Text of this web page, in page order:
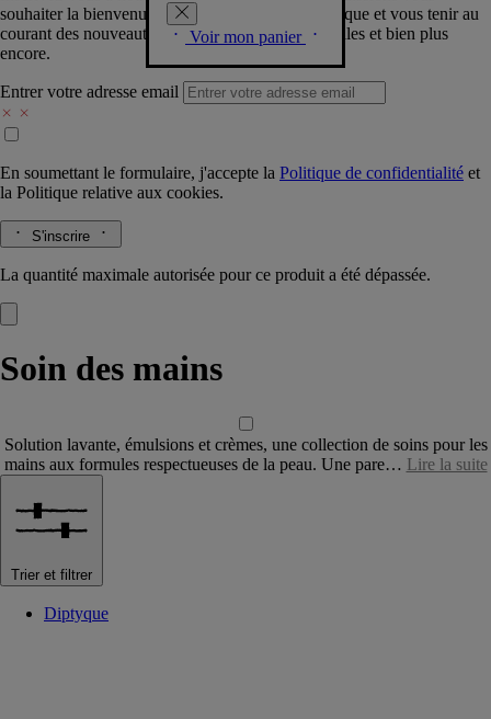
Voir mon panier
souhaiter la bienvenue dans la communauté Diptyque et vous tenir au
courant des nouveautés, événements, offres spéciales et bien plus
encore.
Entrer votre adresse email
En soumettant le formulaire, j'accepte la Politique de confidentialité et
la Politique relative aux cookies.
S'inscrire
La quantité maximale autorisée pour ce produit a été dépassée.
Soin des mains
Solution lavante, émulsions et crèmes, une collection de soins pour les
mains aux formules respectueuses de la peau. Une pare… Lire la suite
Trier et filtrer
Diptyque